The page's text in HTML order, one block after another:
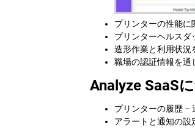
プリンターの性能に
プリンターヘルスダ
造形作業と利用状況
職場の認証情報を通
Analyze SaaS
プリンターの履歴 –
アラートと通知の設